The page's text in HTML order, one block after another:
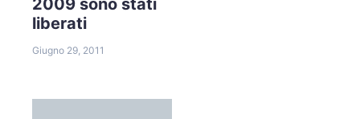
2009 sono stati
liberati
Giugno 29, 2011